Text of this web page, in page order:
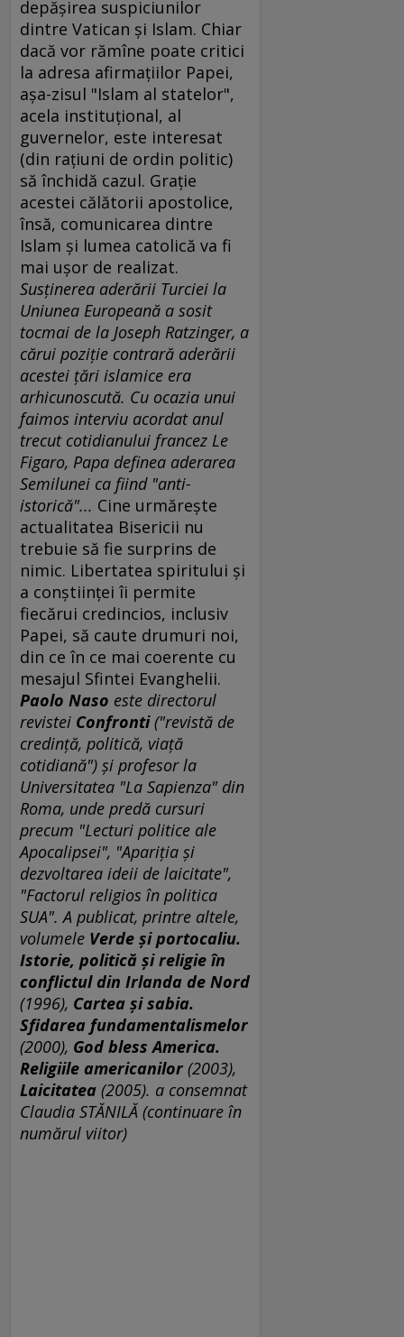
depăşirea suspiciunilor
dintre Vatican şi Islam. Chiar
dacă vor rămîne poate critici
la adresa afirmaţiilor Papei,
aşa-zisul "Islam al statelor",
acela instituţional, al
guvernelor, este interesat
(din raţiuni de ordin politic)
să închidă cazul. Graţie
acestei călătorii apostolice,
însă, comunicarea dintre
Islam şi lumea catolică va fi
mai uşor de realizat.
Susţinerea aderării Turciei la
Uniunea Europeană a sosit
tocmai de la Joseph Ratzinger, a
cărui poziţie contrară aderării
acestei ţări islamice era
arhicunoscută. Cu ocazia unui
faimos interviu acordat anul
trecut cotidianului francez Le
Figaro, Papa definea aderarea
Semilunei ca fiind "anti-
istorică"... Cine urmăreşte
actualitatea Bisericii nu
trebuie să fie surprins de
nimic. Libertatea spiritului şi
a conştiinţei îi permite
fiecărui credincios, inclusiv
Papei, să caute drumuri noi,
din ce în ce mai coerente cu
mesajul Sfintei Evanghelii.
Paolo Naso este directorul
revistei Confronti("revistă de
credinţă, politică, viaţă
cotidiană") şi profesor la
Universitatea "La Sapienza" din
Roma, unde predă cursuri
precum "Lecturi politice ale
Apocalipsei", "Apariţia şi
dezvoltarea ideii de laicitate",
"Factorul religios în politica
SUA". A publicat, printre altele,
volumele Verde şi portocaliu.
Istorie, politică şi religie în
conflictul din Irlanda de Nord
(1996), Cartea şi sabia.
Sfidarea fundamentalismelor
(2000), God bless America.
Religiile americanilor (2003),
Laicitatea (2005). a consemnat
Claudia STĂNILĂ (continuare în
numărul viitor)